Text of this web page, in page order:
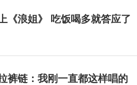
《浪姐》 吃饭喝多就答应了
裤链：我刚一直都这样唱的